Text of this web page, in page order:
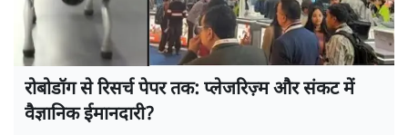
रोबोडॉग से रिसर्च पेपर तक: प्लेजरिज़्म और संकट में
वैज्ञानिक ईमानदारी?